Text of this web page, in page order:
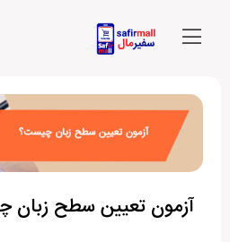
آزمون تعیین سطح